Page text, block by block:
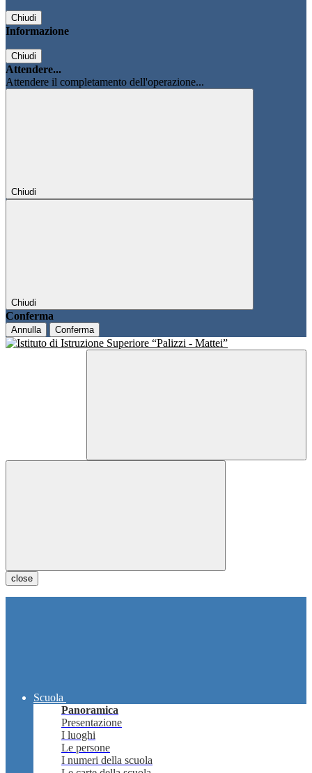
Chiudi
Informazione
Chiudi
Attendere...
Attendere il completamento dell'operazione...
Chiudi
Chiudi
Conferma
Annulla Conferma
close
Scuola
Panoramica
Presentazione
I luoghi
Le persone
I numeri della scuola